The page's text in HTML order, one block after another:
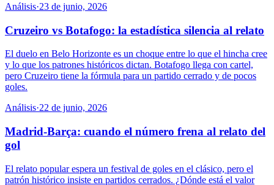
Análisis·23 de junio, 2026
Cruzeiro vs Botafogo: la estadística silencia al relato
El duelo en Belo Horizonte es un choque entre lo que el hincha cree
y lo que los patrones históricos dictan. Botafogo llega con cartel,
pero Cruzeiro tiene la fórmula para un partido cerrado y de pocos
goles.
Análisis·22 de junio, 2026
Madrid-Barça: cuando el número frena al relato del
gol
El relato popular espera un festival de goles en el clásico, pero el
patrón histórico insiste en partidos cerrados. ¿Dónde está el valor